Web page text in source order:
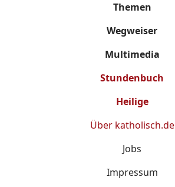
Themen
Wegweiser
Multimedia
Stundenbuch
Heilige
Über katholisch.de
Jobs
Impressum